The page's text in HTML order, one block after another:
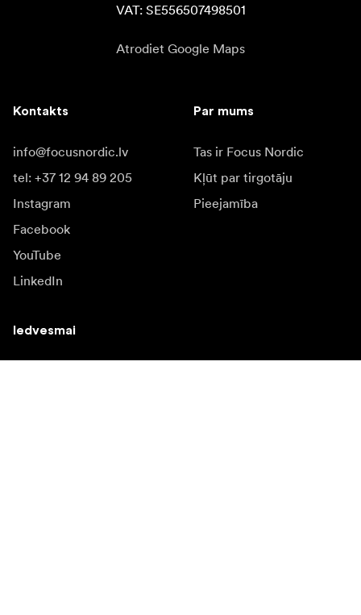
VAT: SE556507498501
Atrodiet Google Maps
Kontakts
info@focusnordic.lv
tel: +37 12 94 89 205
Instagram
Facebook
YouTube
LinkedIn
Par mums
Tas ir Focus Nordic
Kļūt par tirgotāju
Pieejamība
Iedvesmai